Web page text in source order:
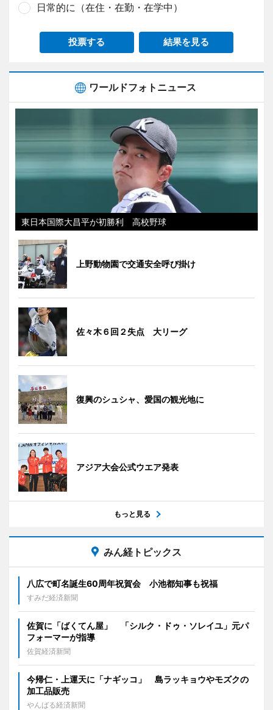
日常的に（在住・在勤・在学中）
投票する 結果を見る
ワールドフォトニュース
東日本国際大昌平が初勝利 高校野球
上野動物園で交通安全呼び掛け
佐々木６回２失点 大リーグ
復興のシュシャ、愛国の観光地に
アジア大会公式ウエア発表
もっと見る
みん経トピックス
八広で町名誕生60周年祝賀会 小池都知事も祝福
すみだ経済新聞
佐賀に「ばくてん屋」 「シルク・ドゥ・ソレイユ」元パ
フォーマーが指導
佐賀経済新聞
今帰仁・上運天に「ナギッコ」 島ラッキョウやモズクの
加工品販売
やんばる経済新聞